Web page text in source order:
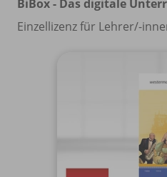
BiBox - Das digitale
Einzellizenz für Lehrer/-